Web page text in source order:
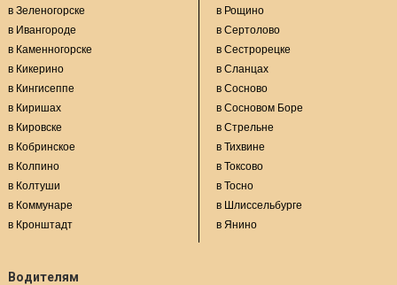
в Зеленогорске
в Ивангороде
в Каменногорске
в Кикерино
в Кингисеппе
в Киришах
в Кировске
в Кобринское
в Колпино
в Колтуши
в Коммунаре
в Кронштадт
в Рощино
в Сертолово
в Сестрорецке
в Сланцах
в Сосново
в Сосновом Боре
в Стрельне
в Тихвине
в Токсово
в Тосно
в Шлиссельбурге
в Янино
Водителям